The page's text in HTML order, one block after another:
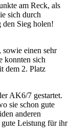
am Reck, als
sich durch
Sieg holen!
einen sehr
konnten sich
dem 2. Platz
AK6/7 gestartet.
sie schon gute
anderen
gute Leistung für ihr